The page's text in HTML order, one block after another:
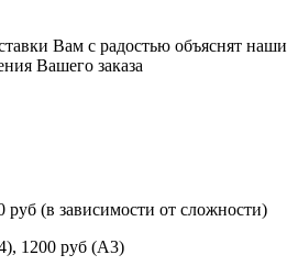
Вам с радостью объяснят наши
Вашего заказа
(в зависимости от сложности)
1200 руб (А3)